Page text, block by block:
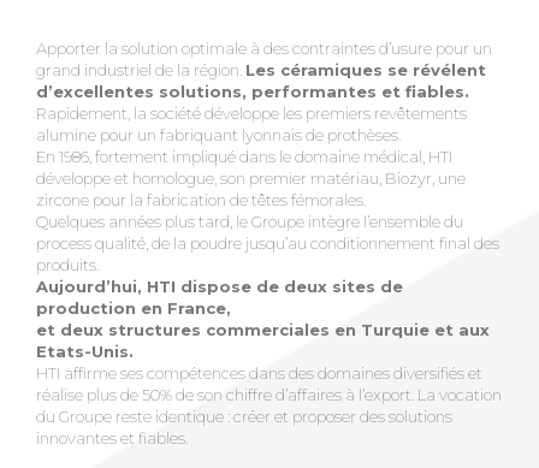
Apporter la solution optimale à des contraintes d’usure pour un
grand industriel de la région. Les céramiques se révélent
d’excellentes solutions, performantes et fiables.
Rapidement, la société développe les premiers revêtements
alumine pour un fabriquant lyonnais de prothèses.
En 1986, fortement impliqué dans le domaine médical, HTI
développe et homologue, son premier matériau, Biozyr, une
zircone pour la fabrication de têtes fémorales.
Quelques années plus tard, le Groupe intègre l’ensemble du
process qualité, de la poudre jusqu’au conditionnement final des
produits.
Aujourd’hui, HTI dispose de deux sites de
production en France,
et deux structures commerciales en Turquie et aux
Etats-Unis.
HTI affirme ses compétences dans des domaines diversifiés et
réalise plus de 50% de son chiffre d’affaires à l’export. La vocation
du Groupe reste identique : créer et proposer des solutions
innovantes et fiables.